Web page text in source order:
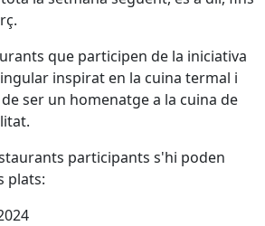
que participen de la iniciativa
inspirat en la cuina termal i
ser un homenatge a la cuina de
participants s'hi poden
plats: